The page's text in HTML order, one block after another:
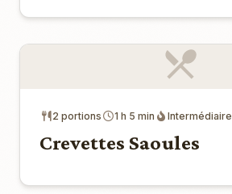
2 portions 1 h 5 min Intermédiaire
Crevettes Saoules